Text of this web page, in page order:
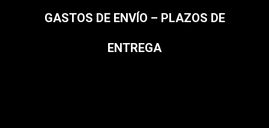
GASTOS DE ENVÍO – PLAZOS DE
ENTREGA